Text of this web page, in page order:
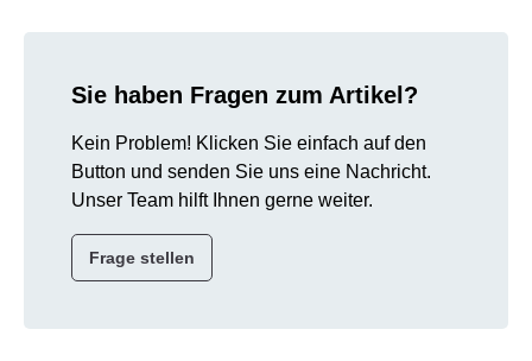
Sie haben Fragen zum Artikel?
Kein Problem! Klicken Sie einfach auf den
Button und senden Sie uns eine Nachricht.
Unser Team hilft Ihnen gerne weiter.
Frage stellen